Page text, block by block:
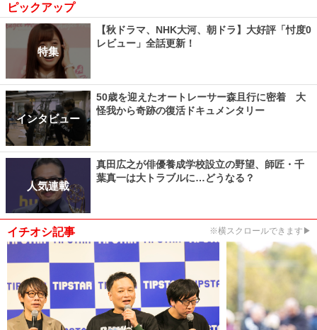
ピックアップ
特集
【秋ドラマ、NHK大河、朝ドラ】大好評「忖度0
レビュー」全話更新！
インタビュー
50歳を迎えたオートレーサー森且行に密着 大
怪我から奇跡の復活ドキュメンタリー
人気連載
真田広之が俳優養成学校設立の野望、師匠・千
葉真一は大トラブルに…どうなる？
イチオシ記事 ※横スクロールできます▶